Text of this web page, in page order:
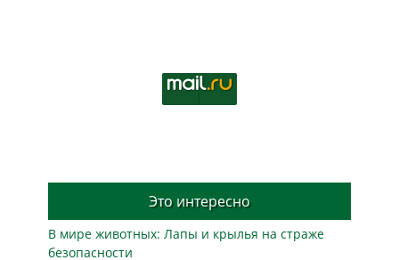
Это интересно
В мире животных: Лапы и крылья на страже
безопасности